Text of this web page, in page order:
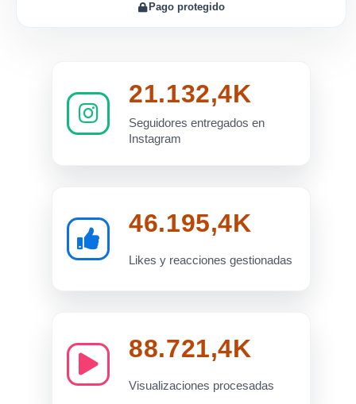
Pago protegido
21.132,4K
Seguidores entregados en
Instagram
46.195,4K
Likes y reacciones gestionadas
88.721,4K
Visualizaciones procesadas